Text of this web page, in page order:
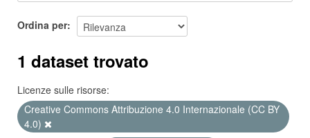
Ordina per
1 dataset trovato
Licenze sulle risorse:
Creative Commons Attribuzione 4.0 Internazionale (CC BY
4.0)